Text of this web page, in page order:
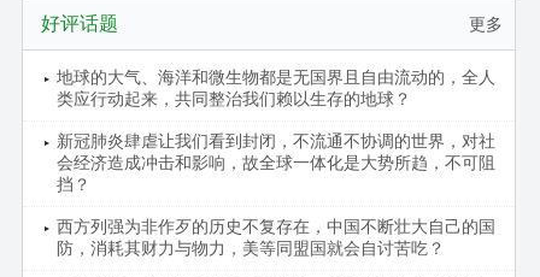
更多
好评话题
地球的大气、海洋和微生物都是无国界且自由流动的，全人
类应行动起来，共同整治我们赖以生存的地球？
新冠肺炎肆虐让我们看到封闭，不流通不协调的世界，对社
会经济造成冲击和影响，故全球一体化是大势所趋，不可阻
挡？
西方列强为非作歹的历史不复存在，中国不断壮大自己的国
防，消耗其财力与物力，美等同盟国就会自讨苦吃？